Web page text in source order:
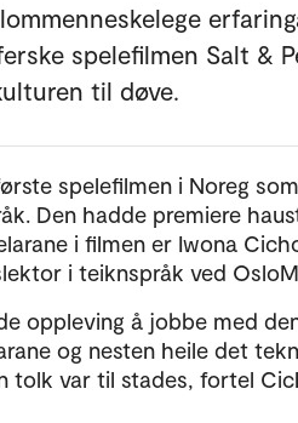
spelefilmen Salt &
til døve.
spelefilmen i Noreg
Den hadde premiere
i filmen er Iwona
i teiknspråk ved
oppleving å jobbe med
og nesten heile det
tolk var til stades, fortel